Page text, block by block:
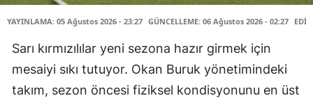
YAYINLAMA: 05 Ağustos 2026 - 23:27 GÜNCELLEME: 06 Ağustos 2026 - 02:27
Sarı kırmızılılar yeni sezona hazır girmek için
mesaiyi sıkı tutuyor. Okan Buruk yönetimindeki
takım, sezon öncesi fiziksel kondisyonunu en üst